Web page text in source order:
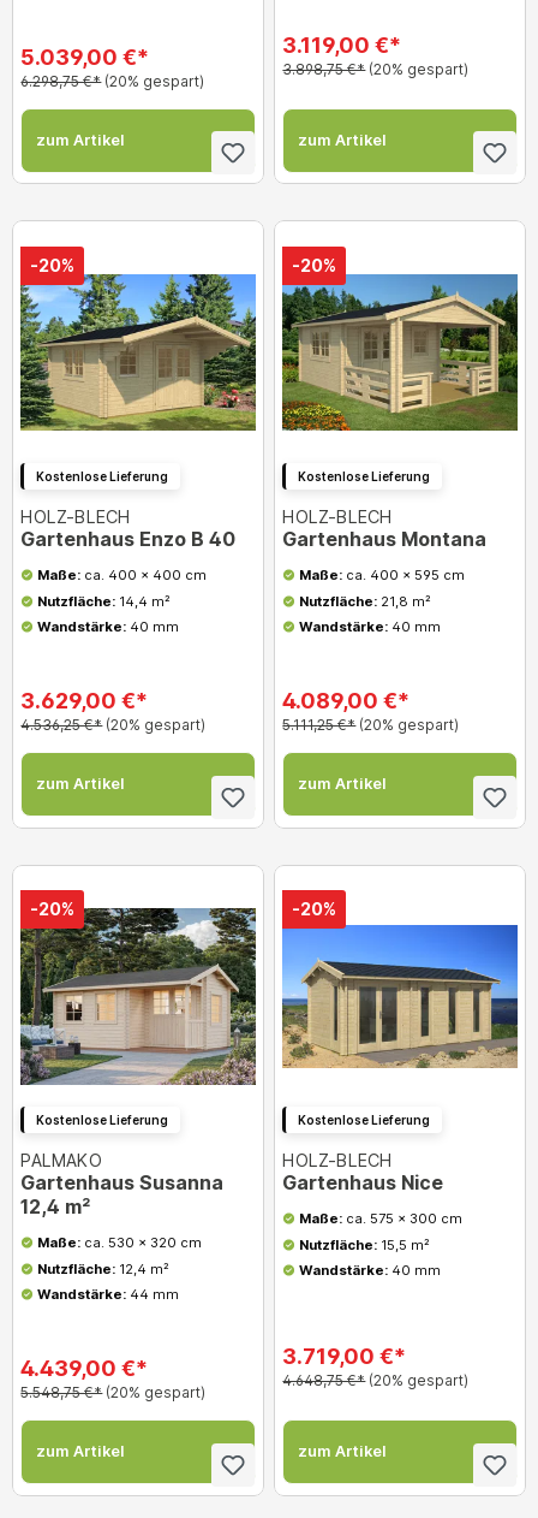
5.039,00 €*
6.298,75 €* (20% gespart)
zum Artikel
3.119,00 €*
3.898,75 €* (20% gespart)
zum Artikel
-20%
Kostenlose Lieferung
HOLZ-BLECH
Gartenhaus Enzo B 40
Maße:ca. 400 x 400 cm
Nutzfläche:14,4 m²
Wandstärke:40 mm
3.629,00 €*
4.536,25 €* (20% gespart)
zum Artikel
-20%
Kostenlose Lieferung
HOLZ-BLECH
Gartenhaus Montana
Maße:ca. 400 x 595 cm
Nutzfläche:21,8 m²
Wandstärke: 40 mm
4.089,00 €*
5.111,25 €* (20% gespart)
zum Artikel
-20%
Kostenlose Lieferung
PALMAKO
Gartenhaus Susanna
12,4 m²
Maße:ca. 530 x 320 cm
Nutzfläche:12,4 m²
Wandstärke: 44 mm
4.439,00 €*
5.548,75 €* (20% gespart)
zum Artikel
-20%
Kostenlose Lieferung
HOLZ-BLECH
Gartenhaus Nice
Maße: ca. 575 x 300 cm
Nutzfläche:15,5 m²
Wandstärke: 40 mm
3.719,00 €*
4.648,75 €* (20% gespart)
zum Artikel